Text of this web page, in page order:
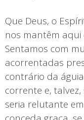
Que Deus, o
nos mantêm aqui
Sentamos com
acorrentadas
contrário da
corrente e,
seria relutante